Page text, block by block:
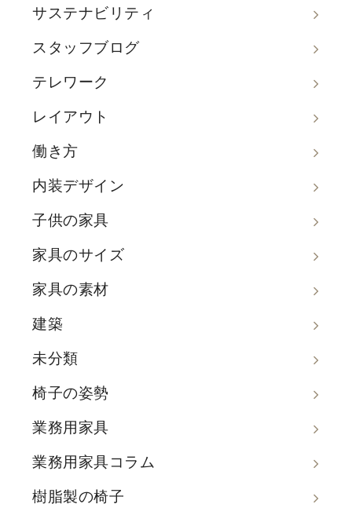
サステナビリティ
スタッフブログ
テレワーク
レイアウト
働き方
内装デザイン
子供の家具
家具のサイズ
家具の素材
建築
未分類
椅子の姿勢
業務用家具
業務用家具コラム
樹脂製の椅子